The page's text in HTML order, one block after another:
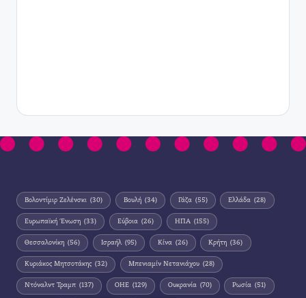
Βολοντίμιρ Ζελένσκι (30) Βουλή (34) Γάζα (55) Ελλάδα (28)
Ευρωπαϊκή Ένωση (33) Εύβοια (26) ΗΠΑ (155)
Θεσσαλονίκη (56) Ισραήλ (95) Κίνα (26) Κρήτη (36)
Κυριάκος Μητσοτάκης (32) Μπενιαμίν Νετανιάχου (28)
Ντόναλντ Τραμπ (137) ΟΗΕ (129) Ουκρανία (70) Ρωσία (51)